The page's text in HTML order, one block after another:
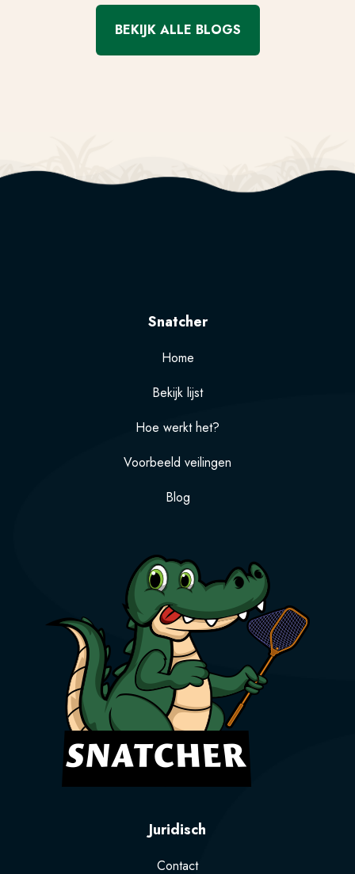
BEKIJK ALLE BLOGS
Snatcher
Home
Bekijk lijst
Hoe werkt het?
Voorbeeld veilingen
Blog
Juridisch
Contact